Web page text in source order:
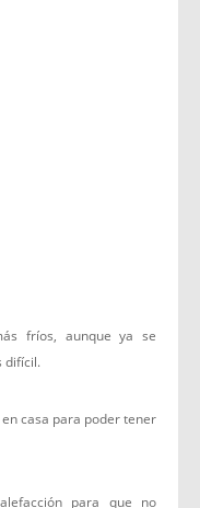
fríos, aunque ya se
difícil.
casa para poder tener
para que no